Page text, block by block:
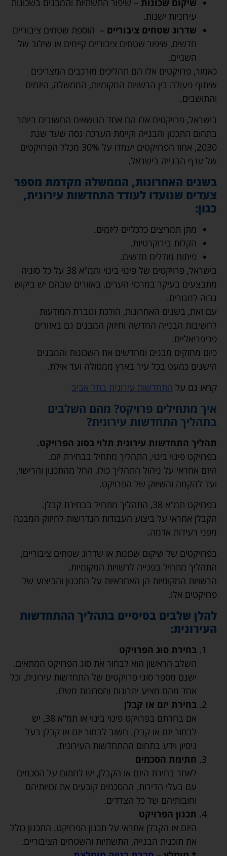
שיקום שכונות – שיפור התשתיות והמבנים בשכונות
עירוניות ישנות.
שדרוג שטחים ציבוריים – הוספת שטחים ציבוריים
חדשים, שיפור שטחים ציבוריים קיימים או שילוב של
השניים.
כאמור, פרויקטים אלו הם תהליכים מורכבים המצריכים
שיתוף פעולה בין הרשויות המקומיות, הממשלה, היזמים
והתושבים.
בישראל, פרויקטים אלו הם אחד הנושאים החשובים ביותר
בתחום התכנון והבנייה וקיימת הערכה גסה שעד שנת
2030, אחוז הפרויקטים יעמדו על 30% מכלל הפרויקטים
של ענף הבנייה בישראל.
בשנים האחרונות, הממשלה מקדמת מספר
צעדים שנועדו לעודד התחדשות עירונית,
כגון:
מתן תמריצים כלכליים ליזמים.
הקלות בירוקרטיות.
פיתוח מודלים חדשים.
בישראל, פרויקטים של פינוי בינוי ותמ"א 38 על כל סוגיה
מתבצעים בעיקר במרכזי הערים, באזורים שבהם יש ביקוש
גבוה למגורים.
עם זאת, בשנים האחרונות, הולכת וגוברת המודעות
לחשיבות הבנייה החדשה וחיזוק המבנים גם באזורים
פריפריאליים.
כיום מחזקים מבנים ומחדשים את השכונות והמבנים
הישנים כמעט בכל עיר בארץ ממטולה ועד אילת.
קראו גם על התחדשות עירונית בתל אביב
איך מתחילים פרויקט? מהם השלבים
בתהליך התחדשות עירונית?
תהליך התחדשות עירונית תלוי בסוג הפרויקט.
בפרויקט פינוי בינוי, התהליך מתחיל בבחירת יזם.
היזם אחראי על ניהול התהליך כולו, החל מהתכנון והרישוי,
ועד להקמה והשיווק של הפרויקט.
בפרויקט תמ"א 38, התהליך מתחיל בבחירת קבלן.
הקבלן אחראי על ביצוע העבודות הנדרשות לחיזוק המבנה
מפני רעידות אדמה.
בפרויקטים של שיקום שכונות או שדרוג שטחים ציבוריים,
התהליך מתחיל בפנייה לרשויות המקומיות.
הרשויות המקומיות הן האחראיות על התכנון והביצוע של
פרויקטים אלו.
להלן שלבים בסיסיים בתהליך ההתחדשות
העירונית:
בחירת סוג הפרויקט
השלב הראשון הוא לבחור את סוג הפרויקט המתאים.
ישנם מספר סוגי פרויקטים של התחדשות עירונית, וכל
אחד מהם מציע יתרונות וחסרונות משלו.
בחירת יזם או קבלן
אם בחרתם בפרויקט פינוי בינוי או תמ"א 38, יש
לבחור יזם או קבלן. חשוב לבחור יזם או קבלן בעל
ניסיון וידע בתחום ההתחדשות העירונית.
חתימת הסכמים
לאחר בחירת היזם או הקבלן, יש לחתום על הסכמים
עם בעלי הדירות. ההסכמים קובעים את זכויותיהם
וחובותיהם של כל הצדדים.
תכנון הפרויקט
היזם או הקבלן אחראי על תכנון הפרויקט. התכנון כולל
את תוכנית הבנייה, התשתיות והשטחים הציבוריים.